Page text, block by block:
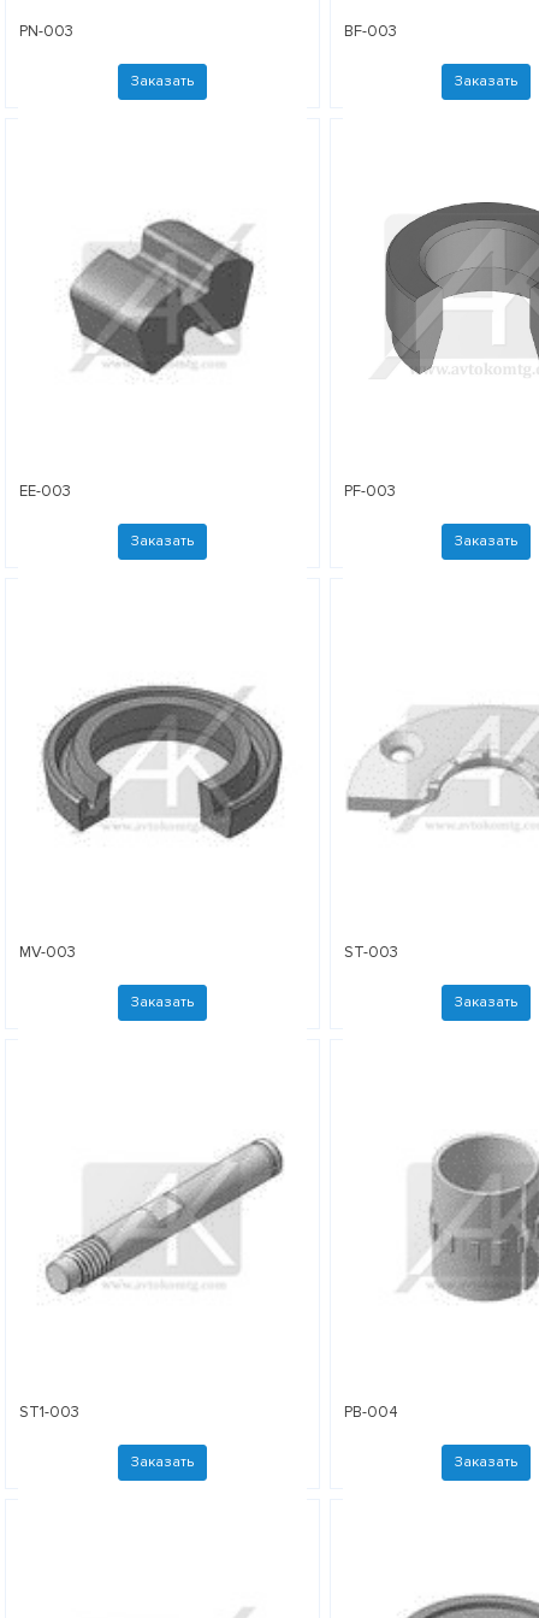
PN-003
Заказать
BF-003
Заказать
EE-003
Заказать
PF-003
Заказать
MV-003
Заказать
ST-003
Заказать
ST1-003
Заказать
PB-004
Заказать